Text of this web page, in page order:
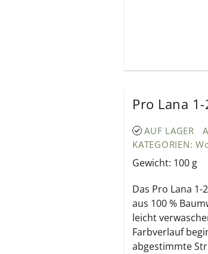
Pro Lana
AUF LAGER
KATEGORIEN:
Gewicht: 100 g
Das Pro Lana
aus 100 %
leicht
Farbverlauf
abgestimmte